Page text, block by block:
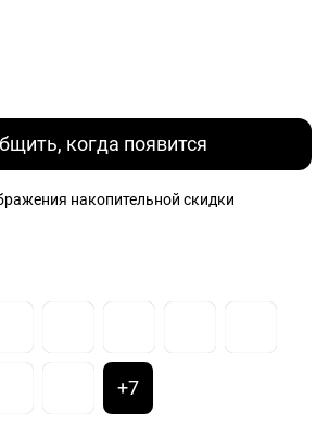
когда появится
накопительной скидки
+7